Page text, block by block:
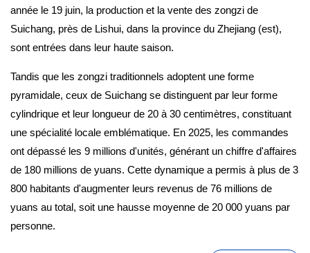
année le 19 juin, la production et la vente des zongzi de
Suichang, près de Lishui, dans la province du Zhejiang (est),
sont entrées dans leur haute saison.
Tandis que les zongzi traditionnels adoptent une forme
pyramidale, ceux de Suichang se distinguent par leur forme
cylindrique et leur longueur de 20 à 30 centimètres, constituant
une spécialité locale emblématique. En 2025, les commandes
ont dépassé les 9 millions d'unités, générant un chiffre d'affaires
de 180 millions de yuans. Cette dynamique a permis à plus de 3
800 habitants d'augmenter leurs revenus de 76 millions de
yuans au total, soit une hausse moyenne de 20 000 yuans par
personne.